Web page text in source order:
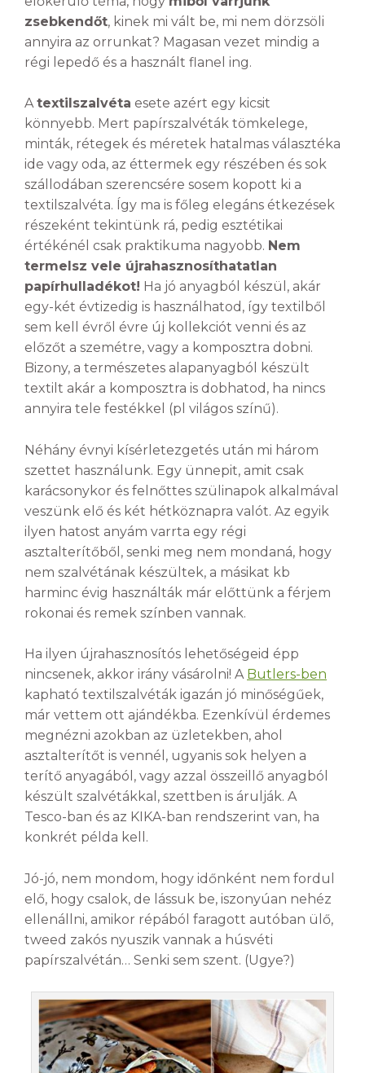
zsebkendőt, kinek mi vált be, mi nem dörzsöli
annyira az orrunkat? Magasan vezet mindig a
régi lepedő és a használt flanel ing.
Atextilszalvéta esete azért egy kicsit
könnyebb. Mert papírszalvéták tömkelege,
minták, rétegek és méretek hatalmas választéka
ide vagy oda, az éttermek egy részében és sok
szállodában szerencsére sosem kopott ki a
textilszalvéta. Így ma is főleg elegáns étkezések
részeként tekintünk rá, pedig esztétikai
értékénél csak praktikuma nagyobb. Nem
termelsz vele újrahasznosíthatatlan
papírhulladékot! Ha jó anyagból készül, akár
egy-két évtizedig is használhatod, így textilből
sem kell évről évre új kollekciót venni és az
előzőt a szemétre, vagy a komposztra dobni.
Bizony, a természetes alapanyagból készült
textilt akár a komposztra is dobhatod, ha nincs
annyira tele festékkel (pl világos színű).
Néhány évnyi kísérletezgetés után mi három
szettet használunk. Egy ünnepit, amit csak
karácsonykor és felnőttes szülinapok alkalmával
veszünk elő és két hétköznapra valót. Az egyik
ilyen hatost anyám varrta egy régi
asztalterítőből, senki meg nem mondaná, hogy
nem szalvétának készültek, a másikat kb
harminc évig használták már előttünk a férjem
rokonai és remek színben vannak.
Ha ilyen újrahasznosítós lehetőségeid épp
nincsenek, akkor irány vásárolni! A Butlers-ben
kapható textilszalvéták igazán jó minőségűek,
már vettem ott ajándékba. Ezenkívül érdemes
megnézni azokban az üzletekben, ahol
asztalterítőt is vennél, ugyanis sok helyen a
terítő anyagából, vagy azzal összeillő anyagból
készült szalvétákkal, szettben is árulják. A
Tesco-ban és az KIKA-ban rendszerint van, ha
konkrét példa kell.
Jó-jó, nem mondom, hogy időnként nem fordul
elő, hogy csalok, de lássuk be, iszonyúan nehéz
ellenállni, amikor répából faragott autóban ülő,
tweed zakós nyuszik vannak a húsvéti
papírszalvétán… Senki sem szent. (Ugye?)